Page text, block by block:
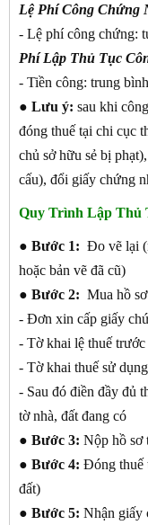
Lệ Phí Công Chứng
- Lệ phí công chứng:
Phí Lập Thủ Tục
- Tiền công: trung
● Lưu ý: sau khi
đóng thuế tại chi cục
chủ sở hữu sẻ bị
cấu), đổi giấy chứng
Quy Trình Lập Thủ
● Bước 1: Đo vẽ lại
hoặc bản vẽ đã cũ)
● Bước 2: Mua hồ
- Đơn xin cấp giấy
- Tờ khai lệ thuế
- Tờ khai thuế sử
- Sau đó điền đầy đủ
tờ nhà, đất đang có
● Bước 3: Nộp hồ
● Bước 4: Đóng thuế
đất)
● Bước 5: Nhận giấy